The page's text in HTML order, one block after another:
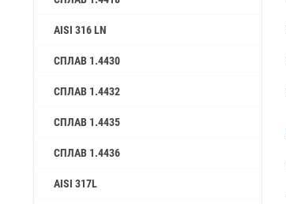
AISI 316 LN
СПЛАВ 1.4430
СПЛАВ 1.4432
СПЛАВ 1.4435
СПЛАВ 1.4436
AISI 317L